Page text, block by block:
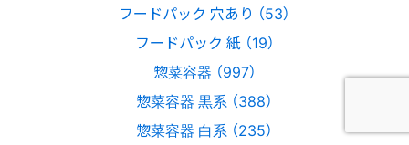
フードパック 穴あり （53）
フードパック 紙 （19）
惣菜容器 （997）
惣菜容器 黒系 （388）
惣菜容器 白系 （235）